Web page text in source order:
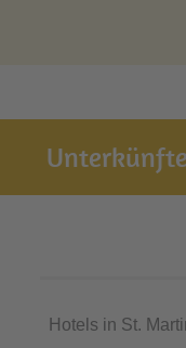
Hotels in St.